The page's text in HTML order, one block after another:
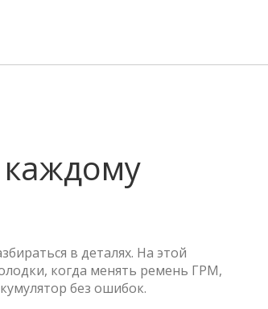
каждому
в деталях. На этой
когда менять ремень ГРМ,
без ошибок.